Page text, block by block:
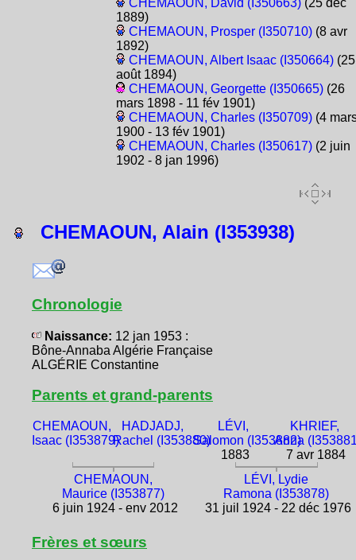
1889)
CHEMAOUN, Prosper (I350710)(8 avr
1892)
CHEMAOUN, Albert Isaac (I350664)(25
août 1894)
CHEMAOUN, Georgette (I350665)(26
mars 1898 - 11 fév 1901)
CHEMAOUN, Charles (I350709)(4
1900 - 13 fév 1901)
CHEMAOUN, Charles (I350617)(2 juin
1902 - 8 jan 1996)
CHEMAOUN, Alain (I353938)
Chronologie
Naissance: 12 jan 1953 :
Bône-Annaba Algérie Française
ALGÉRIE Constantine
Parents et grand-parents
CHEMAOUN,
Isaac (I353879)
HADJADJ,
Rachel (I353880)
LÉVI,
Salomon (I353882)
1883
KHRIEF,
Anna
7 avr 1884
CHEMAOUN,
Maurice (I353877)
6 juin 1924 - env 2012
LÉVI, Lydie
Ramona (I353878)
31 juil 1924 - 22 déc 1976
Frères et sœurs